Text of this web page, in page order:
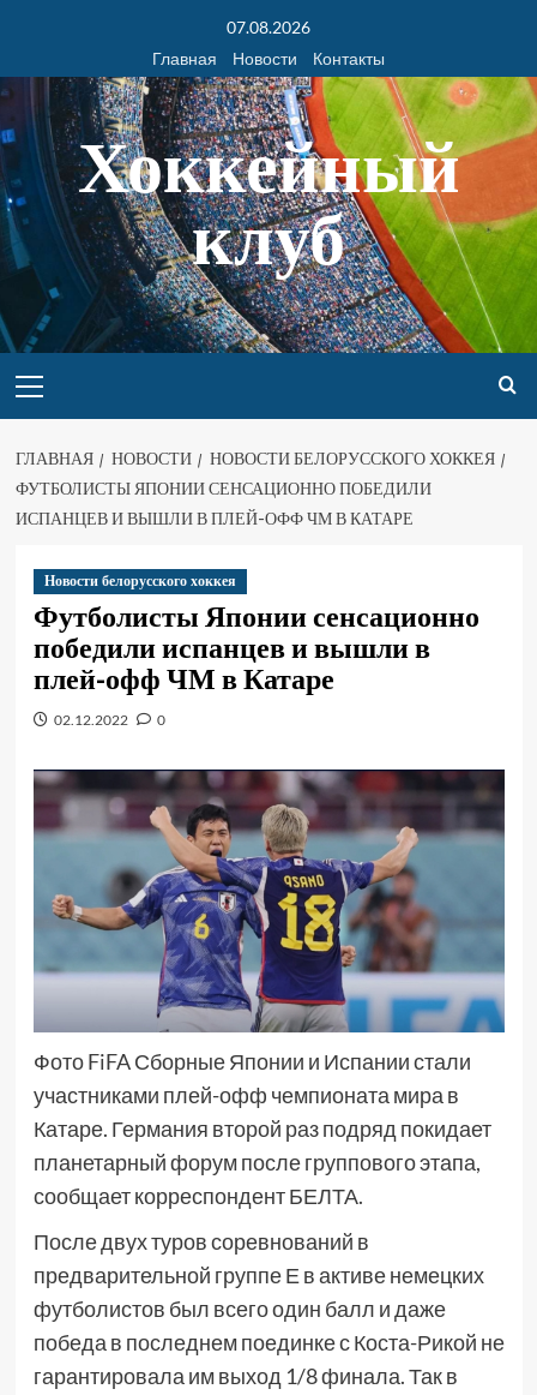
07.08.2026
Главная
Новости Контакты
Хоккейный
клуб
ГЛАВНАЯ НОВОСТИ
НОВОСТИ БЕЛОРУССКОГО ХОККЕЯ
ФУТБОЛИСТЫ ЯПОНИИ СЕНСАЦИОННО ПОБЕДИЛИ
ИСПАНЦЕВ И ВЫШЛИ В ПЛЕЙ-ОФФ ЧМ В КАТАРЕ
Новости белорусского хоккея
Футболисты Японии сенсационно
победили испанцев и вышли в
плей-офф ЧМ в Катаре
02.12.2022 0
Фото FiFA Сборные Японии и Испании стали
участниками плей-офф чемпионата мира в
Катаре. Германия второй раз подряд покидает
планетарный форум после группового этапа,
сообщает корреспондент БЕЛТА.
После двух туров соревнований в
предварительной группе Е в активе немецких
футболистов был всего один балл и даже
победа в последнем поединке с Коста-Рикой не
гарантировала им выход 1/8 финала. Так в